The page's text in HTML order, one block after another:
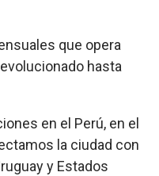
que opera
hasta
en el Perú, en el
la ciudad con
y Estados